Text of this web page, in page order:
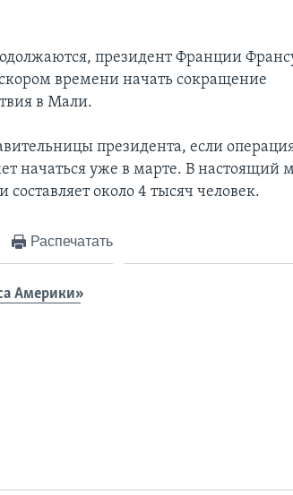
президент Франции
времени начать сокращение
в Мали.
президента, если
начаться уже в марте. В настоящий
около 4 тысяч человек.
Распечатать
Америки»